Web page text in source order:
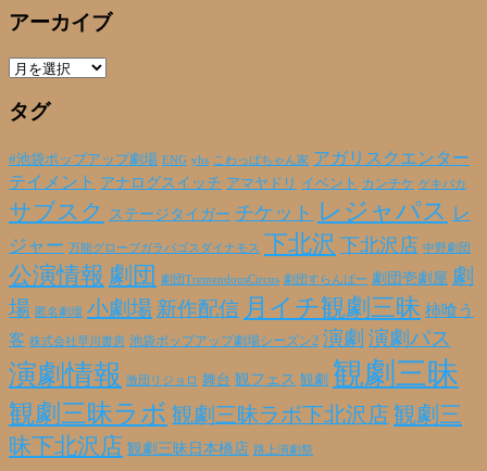
アーカイブ
ア
カ
ブ
タグ
#池袋ポップアップ劇場 ENG yhs こわっぱちゃん家 アガリスクエンター
テイメント アナログスイッチ アマヤドリ イベント カンチケ ゲキバカ
サブスク ステージタイガー チケット レジャパス レ
ジャー 万能グローブガラパゴスダイナモス 下北沢 下北沢店 中野劇団
公演情報 劇団 劇団TremendousCircus 劇団すらんばー 劇団壱劇屋 劇
場 匿名劇壇 小劇場 新作配信 月イチ観劇三昧 柿喰う
客 株式会社早川書房 池袋ポップアップ劇場シーズン2 演劇 演劇パス
演劇情報 激団リジョロ 舞台 観フェス 観劇 観劇三昧
観劇三昧ラボ 観劇三昧ラボ下北沢店観劇三
昧下北沢店 観劇三昧日本橋店 路上演劇祭